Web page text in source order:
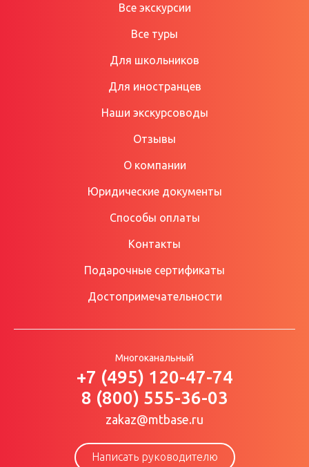
Все экскурсии
Все туры
Для школьников
Для иностранцев
Наши экскурсоводы
Отзывы
О компании
Юридические документы
Способы оплаты
Контакты
Подарочные сертификаты
Достопримечательности
Многоканальный
+7 (495) 120-47-74
8 (800) 555-36-03
zakaz@mtbase.ru
Написать руководителю